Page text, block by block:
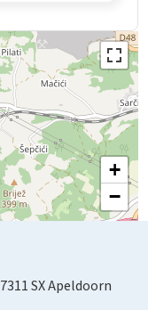
+
−
7311 SX Apeldoorn